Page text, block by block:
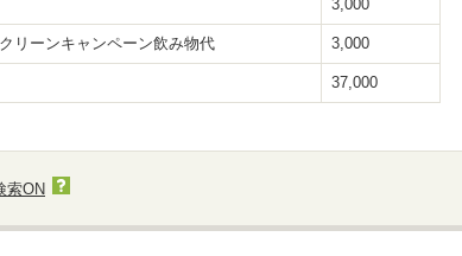
3,000
リーンキャンペーン飲み物代 3,000
37,000
索ON